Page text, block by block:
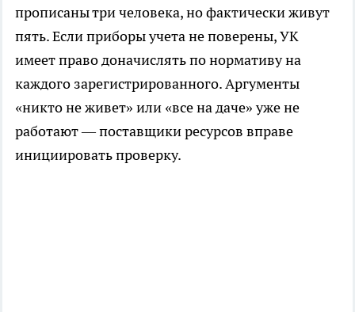
прописаны три человека, но фактически живут
пять. Если приборы учета не поверены, УК
имеет право доначислять по нормативу на
каждого зарегистрированного. Аргументы
«никто не живет» или «все на даче» уже не
работают — поставщики ресурсов вправе
инициировать проверку.